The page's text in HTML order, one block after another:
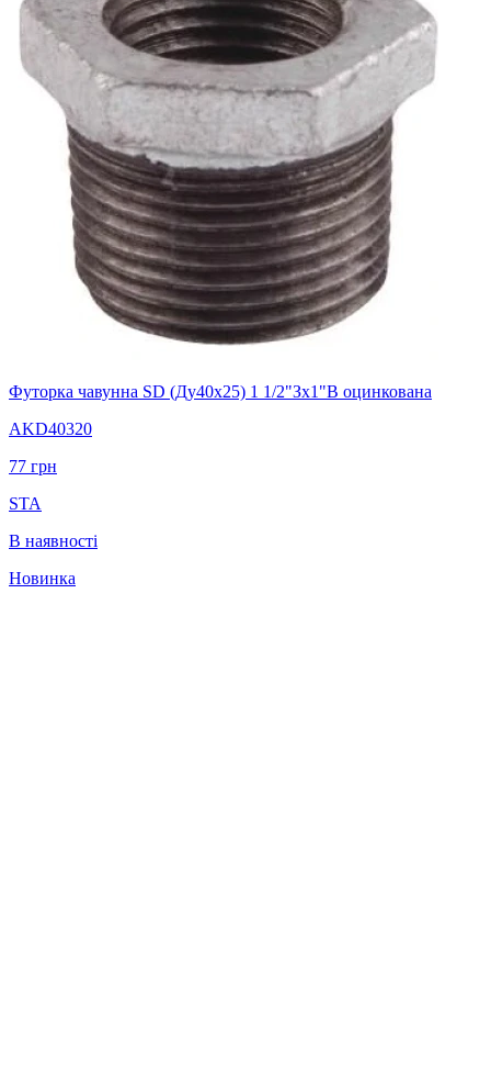
Футорка чавунна SD (Ду40х25) 1 1/2"Зx1"В оцинкована
AKD40320
77 грн
STA
В наявності
Новинка